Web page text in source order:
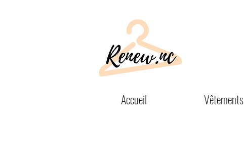
Accueil Vêtements